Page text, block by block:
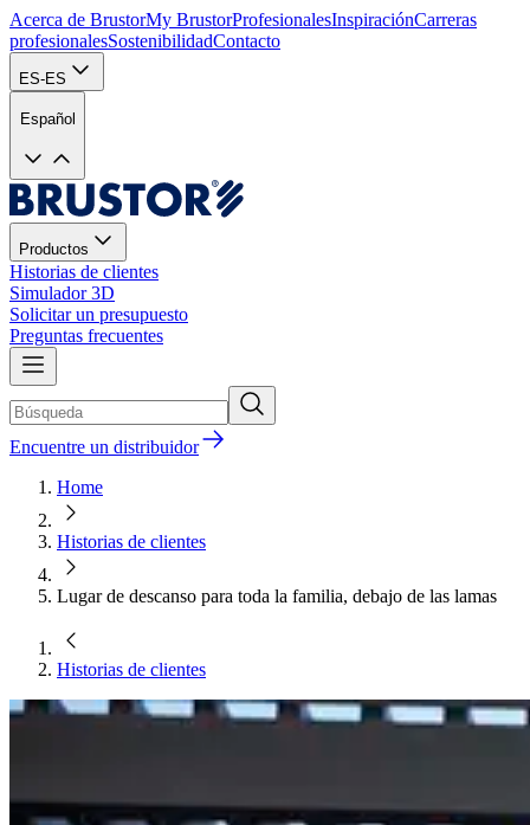
Acerca de BrustorMy BrustorProfesionalesInspiraciónCarreras
profesionalesSostenibilidadContacto
ES-ES
Español
Productos
Historias de clientes
Simulador 3D
Solicitar un presupuesto
Preguntas frecuentes
Encuentre un distribuidor
Home
Historias de clientes
Lugar de descanso para toda la familia, debajo de las lamas
Historias de clientes